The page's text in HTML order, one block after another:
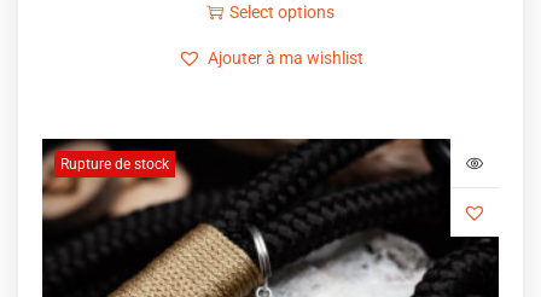
Select options
Ajouter à ma wishlist
Rupture de stock